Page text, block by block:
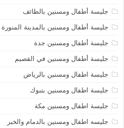
جليسة أطفال ومسنين بالطائف
جليسة أطفال ومسنين بالمدينة المنورة
جليسة أطفال ومسنين جدة
جليسة أطفال ومسنين في القصيم
جليسة اطفال ومسنين بالرياض
جليسة اطفال ومسنين بتبوك
جليسة اطفال ومسنين مكة
جليسه اطفال ومسنين بالدمام والخبر